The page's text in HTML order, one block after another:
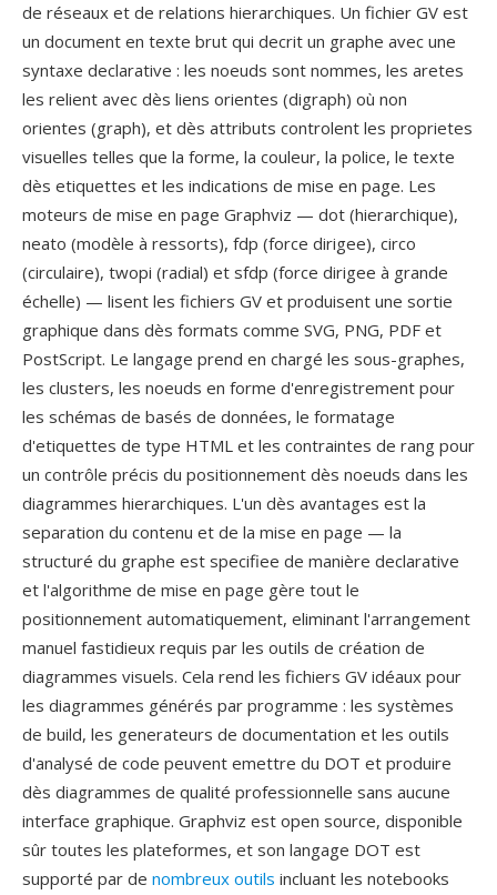
de réseaux et de relations hierarchiques. Un fichier GV est
un document en texte brut qui decrit un graphe avec une
syntaxe declarative : les noeuds sont nommes, les aretes
les relient avec dès liens orientes (digraph) où non
orientes (graph), et dès attributs controlent les proprietes
visuelles telles que la forme, la couleur, la police, le texte
dès etiquettes et les indications de mise en page. Les
moteurs de mise en page Graphviz — dot (hierarchique),
neato (modèle à ressorts), fdp (force dirigee), circo
(circulaire), twopi (radial) et sfdp (force dirigee à grande
échelle) — lisent les fichiers GV et produisent une sortie
graphique dans dès formats comme SVG, PNG, PDF et
PostScript. Le langage prend en chargé les sous-graphes,
les clusters, les noeuds en forme d'enregistrement pour
les schémas de basés de données, le formatage
d'etiquettes de type HTML et les contraintes de rang pour
un contrôle précis du positionnement dès noeuds dans les
diagrammes hierarchiques. L'un dès avantages est la
separation du contenu et de la mise en page — la
structuré du graphe est specifiee de manière declarative
et l'algorithme de mise en page gère tout le
positionnement automatiquement, eliminant l'arrangement
manuel fastidieux requis par les outils de création de
diagrammes visuels. Cela rend les fichiers GV idéaux pour
les diagrammes générés par programme : les systèmes
de build, les generateurs de documentation et les outils
d'analysé de code peuvent emettre du DOT et produire
dès diagrammes de qualité professionnelle sans aucune
interface graphique. Graphviz est open source, disponible
sûr toutes les plateformes, et son langage DOT est
supporté par de nombreux outils incluant les notebooks